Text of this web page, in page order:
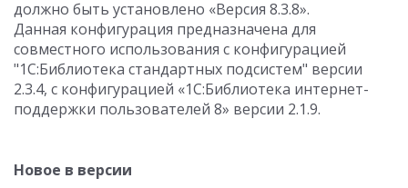
должно быть установлено «Версия 8.3.8».
Данная конфигурация предназначена для
совместного использования с конфигурацией
"1С:Библиотека стандартных подсистем" версии
2.3.4, с конфигурацией «1С:Библиотека интернет-
поддержки пользователей 8» версии 2.1.9.
Новое в версии